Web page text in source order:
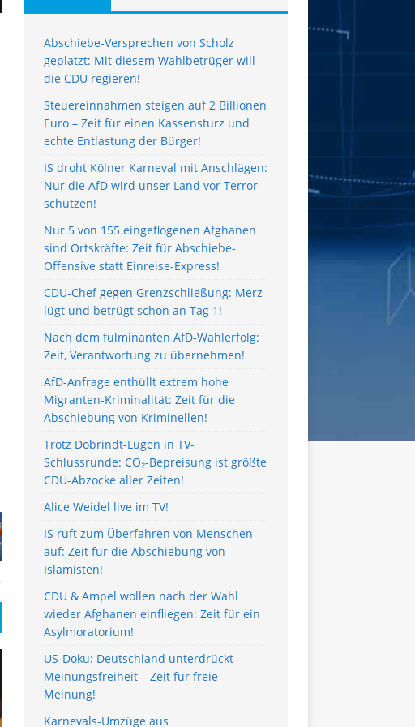
Abschiebe-Versprechen von Scholz
geplatzt: Mit diesem Wahlbetrüger will
die CDU regieren!
Steuereinnahmen steigen auf 2 Billionen
Euro – Zeit für einen Kassensturz und
echte Entlastung der Bürger!
IS droht Kölner Karneval mit Anschlägen:
Nur die AfD wird unser Land vor Terror
schützen!
Nur 5 von 155 eingeflogenen Afghanen
sind Ortskräfte: Zeit für Abschiebe-
Offensive statt Einreise-Express!
CDU-Chef gegen Grenzschließung: Merz
lügt und betrügt schon an Tag 1!
Nach dem fulminanten AfD-Wahlerfolg:
Zeit, Verantwortung zu übernehmen!
AfD-Anfrage enthüllt extrem hohe
Migranten-Kriminalität: Zeit für die
Abschiebung von Kriminellen!
Trotz Dobrindt-Lügen in TV-
Schlussrunde: CO₂-Bepreisung ist größte
CDU-Abzocke aller Zeiten!
Alice Weidel live im TV!
IS ruft zum Überfahren von Menschen
auf: Zeit für die Abschiebung von
Islamisten!
CDU & Ampel wollen nach der Wahl
wieder Afghanen einfliegen: Zeit für ein
Asylmoratorium!
US-Doku: Deutschland unterdrückt
Meinungsfreiheit – Zeit für freie
Meinung!
Karnevals-Umzüge aus